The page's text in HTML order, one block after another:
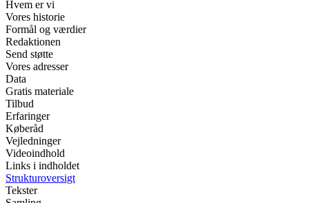
Hvem er vi
Vores historie
Formål og værdier
Redaktionen
Send støtte
Vores adresser
Data
Gratis materiale
Tilbud
Erfaringer
Køberåd
Vejledninger
Videoindhold
Links i indholdet
Strukturoversigt
Tekster